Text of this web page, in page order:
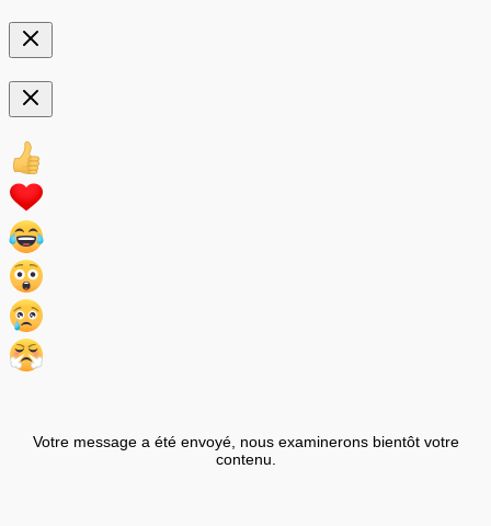
Votre message a été envoyé, nous examinerons bientôt votre
contenu.